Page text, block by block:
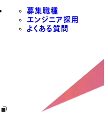
募集職種
エンジニア採用
よくある質問